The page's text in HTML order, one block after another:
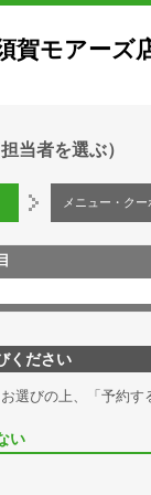
賀モアーズ
当者を選ぶ）
メニュー・クー
ください
選びの上、「予約す
い